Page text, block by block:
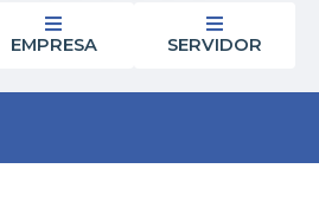
EMPRESA SERVIDOR